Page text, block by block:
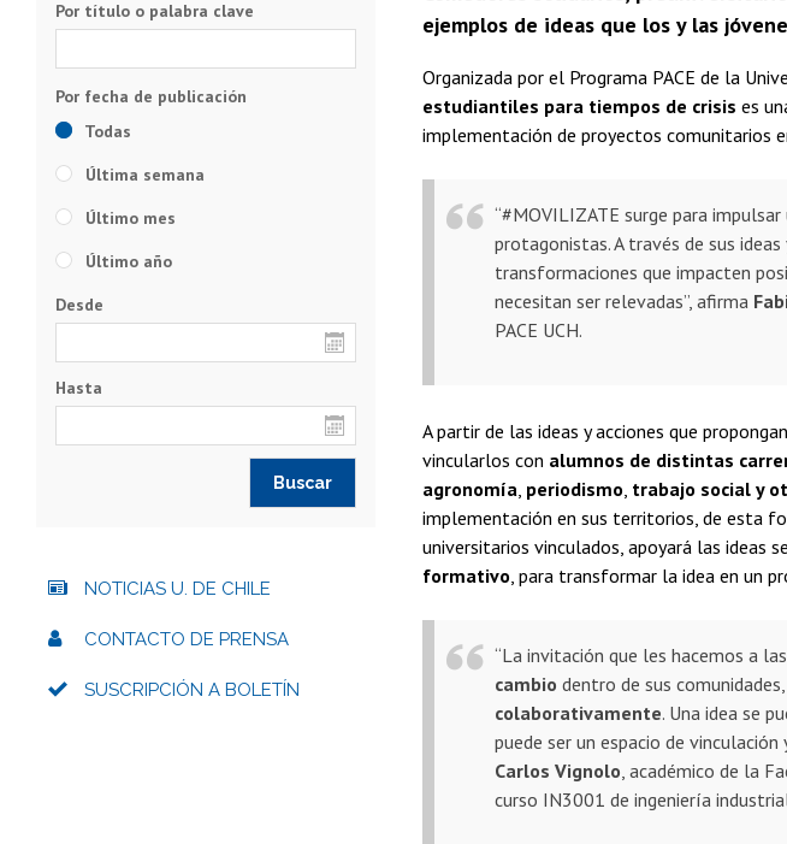
ejemplos de ideas que los y las
Organizada por el Programa PACE de la
estudiantiles para tiempos de crisis es
implementación de proyectos comunitarios
“#MOVILIZATE surge para impulsar
protagonistas. A través de sus ideas
transformaciones que impacten
necesitan ser relevadas”, afirma
PACE UCH.
A partir de las ideas y acciones que
vincularlos con alumnos de distintas
agronomía periodismo trabajo social y
implementación en sus territorios, de esta
universitarios vinculados, apoyará las ideas
formativo , para transformar la idea en un
“La invitación que les hacemos a
cambio dentro de sus
colaborativamente. Una idea se
puede ser un espacio de
Carlos Vignolo, académico de la
curso IN3001 de ingeniería
Por título o palabra clave
Todas
Última semana
Último mes
Último año
Desde
Hasta
NOTICIAS U. DE CHILE
CONTACTO DE PRENSA
SUSCRIPCIÓN A BOLETÍN